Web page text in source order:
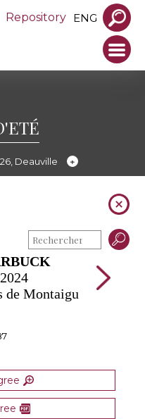
Repository ENG
Deauville
de Montaigu